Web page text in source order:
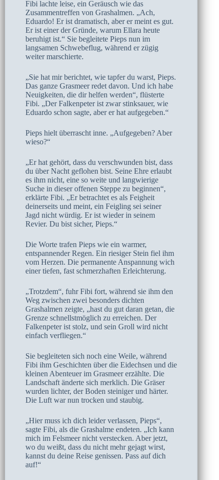
Fibi lachte leise, ein Geräusch wie das
Zusammentreffen von Grashalmen. „Ach,
Eduardo! Er ist dramatisch, aber er meint es gut.
Er ist einer der Gründe, warum Ellara heute
beruhigt ist.“ Sie begleitete Pieps nun im
langsamen Schwebeflug, während er zügig
weiter marschierte.
„Sie hat mir berichtet, wie tapfer du warst, Pieps.
Das ganze Grasmeer redet davon. Und ich habe
Neuigkeiten, die dir helfen werden“, flüsterte
Fibi. „Der Falkenpeter ist zwar stinksauer, wie
Eduardo schon sagte, aber er hat aufgegeben.“
Pieps hielt überrascht inne. „Aufgegeben? Aber
wieso?“
„Er hat gehört, dass du verschwunden bist, dass
du über Nacht geflohen bist. Seine Ehre erlaubt
es ihm nicht, eine so weite und langwierige
Suche in dieser offenen Steppe zu beginnen“,
erklärte Fibi. „Er betrachtet es als Feigheit
deinerseits und meint, ein Feigling sei seiner
Jagd nicht würdig. Er ist wieder in seinem
Revier. Du bist sicher, Pieps.“
Die Worte trafen Pieps wie ein warmer,
entspannender Regen. Ein riesiger Stein fiel ihm
vom Herzen. Die permanente Anspannung wich
einer tiefen, fast schmerzhaften Erleichterung.
„Trotzdem“, fuhr Fibi fort, während sie ihm den
Weg zwischen zwei besonders dichten
Grashalmen zeigte, „hast du gut daran getan, die
Grenze schnellstmöglich zu erreichen. Der
Falkenpeter ist stolz, und sein Groll wird nicht
einfach verfliegen.“
Sie begleiteten sich noch eine Weile, während
Fibi ihm Geschichten über die Eidechsen und die
kleinen Abenteuer im Grasmeer erzählte. Die
Landschaft änderte sich merklich. Die Gräser
wurden lichter, der Boden steiniger und härter.
Die Luft war nun trocken und staubig.
„Hier muss ich dich leider verlassen, Pieps“,
sagte Fibi, als die Grashalme endeten. „Ich kann
mich im Felsmeer nicht verstecken. Aber jetzt,
wo du weißt, dass du nicht mehr gejagt wirst,
kannst du deine Reise genissen. Pass auf dich
auf!“